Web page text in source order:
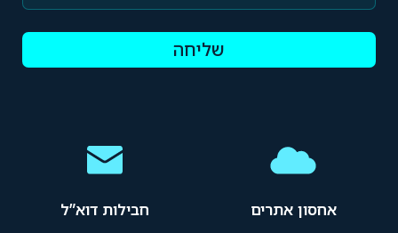
שליחה
אחסון אתרים חבילות דוא”ל